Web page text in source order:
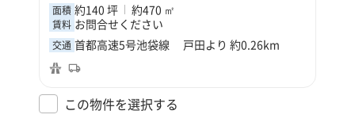
面積 約140 坪 約470 ㎡
賃料 お問合せください
交通 首都高速5号池袋線 戸田より 約0.26km
この物件を選択する